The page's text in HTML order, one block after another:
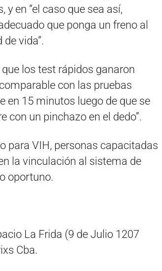
en “el caso que sea así,
que ponga un freno al
vida”.
los test rápidos ganaron
con las pruebas
en 15 minutos luego de que se
con un pinchazo en el dedo”.
para VIH, personas capacitadas
la vinculación al sistema de
oportuno.
La Frida (9 de Julio 1207
Cba.